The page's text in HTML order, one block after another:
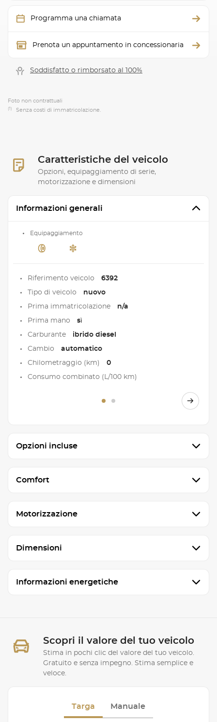
Programma una chiamata
Prenota un appuntamento in concessionaria
Soddisfatto o rimborsato al 100%
Foto non contrattuali
(1) Senza costi di immatricolazione.
Caratteristiche del veicolo
Opzioni, equipaggiamento di serie,
motorizzazione e dimensioni
Informazioni generali
Equipaggiamento
Riferimento veicolo 6392
Tipo di veicolo nuovo
Prima immatricolazione n/a
Prima mano sì
Carburante ibrido diesel
Cambio automatico
Chilometraggio (km) 0
Consumo combinato (L/100 km)
Opzioni incluse
Comfort
Motorizzazione
Dimensioni
Informazioni energetiche
Scopri il valore del tuo veicolo
Stima in pochi clic del valore del tuo veicolo.
Gratuito e senza impegno. Stima semplice e
veloce.
Targa Manuale